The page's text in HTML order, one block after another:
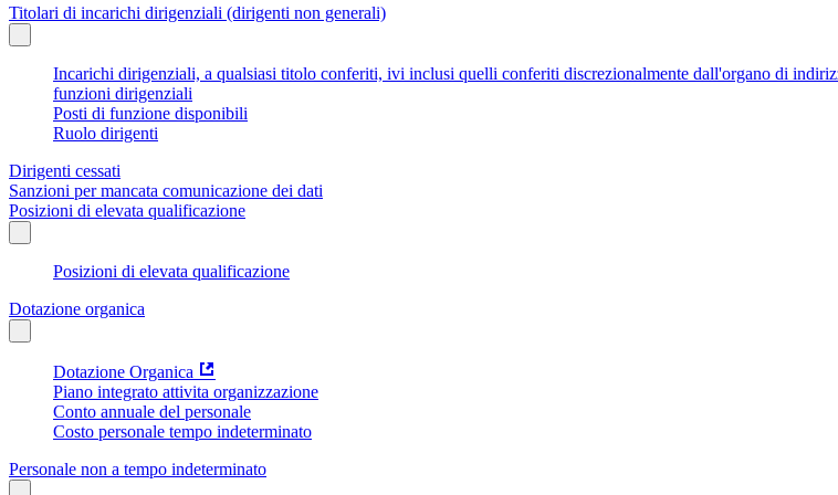
Titolari di incarichi dirigenziali (dirigenti non generali)
Incarichi dirigenziali, a qualsiasi titolo conferiti, ivi inclusi quelli conferiti discrezionalmente dall'organo di
funzioni dirigenziali
Posti di funzione disponibili
Ruolo dirigenti
Dirigenti cessati
Sanzioni per mancata comunicazione dei dati
Posizioni di elevata qualificazione
Posizioni di elevata qualificazione
Dotazione organica
Dotazione Organica
Piano integrato attivita organizzazione
Conto annuale del personale
Costo personale tempo indeterminato
Personale non a tempo indeterminato